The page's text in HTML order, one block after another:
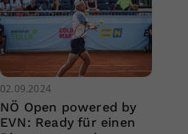
02.09.2024
NÖ Open powered by
EVN: Ready für einen